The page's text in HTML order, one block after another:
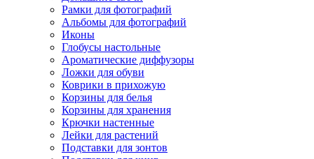
Рамки для фотографий
Альбомы для фотографий
Иконы
Глобусы настольные
Ароматические диффузоры
Ложки для обуви
Коврики в прихожую
Корзины для белья
Корзины для хранения
Крючки настенные
Лейки для растений
Подставки для зонтов